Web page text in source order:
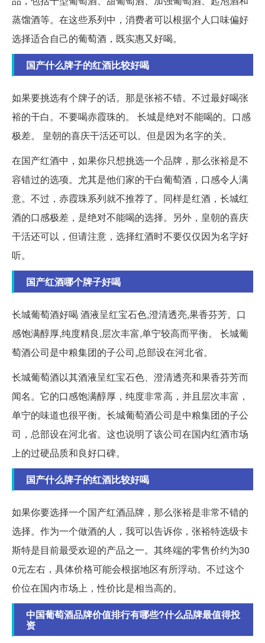
蒸馏酒等。在这些系列中，消费者可以根据个人口味偏好
选择适合自己的葡萄酒，既实惠又好喝。
国产什么牌子的红酒比较好喝
如果要挑选有个牌子的话。那是张裕不错。不过最好喝张
裕的干白。不要喝赤霞珠的。 长城是绝对不能喝的。口感
极差。 皇朝的喜庆干活还可以。但是因为名字的关。
在国产红酒中，如果你只想挑选一个品牌，那么张裕是不
容错过的选项。尤其是他们家的干白葡萄酒，口感令人满
意。不过，赤霞珠系列就不推荐了。同样是红酒，长城红
酒的口感极差，是绝对不能喝的选择。另外，皇朝的喜庆
干活还可以，但请注意，选择红酒时不要仅仅因为名字好
听。
国产红酒哪个牌子好喝
长城葡萄酒好喝 酒液呈红宝石色,澄清透亮,果香芬芳。口
感饱满醇厚,纯度精良,层次丰富,单宁较高而平衡。 长城葡
萄酒公司是中粮集团的子公司,总部设在河北省。
长城葡萄酒以其酒液呈红宝石色、澄清透亮和果香芬芳而
闻名。它的口感饱满醇厚，纯度非常高，并且层次丰富，
单宁的味道也很平衡。长城葡萄酒公司是中粮集团的子公
司，总部设在河北省。这也说明了该公司在国内红酒市场
上的过硬品质和良好口碑。
国产什么牌子的红酒比较好喝
如果你要选择一个国产红酒品牌，那么张裕是非常不错的
选择。作为一个做酒的人，我可以告诉你，张裕特选级卡
斯特是目前最受欢迎的产品之一。其终端的零售价约为30
0元左右，具体价格可能会根据地区有所浮动。不过这个
价位在国内市场上，性价比是相当高的。
中国葡萄酒品牌价值排行有哪些?什么品牌最值得投
资